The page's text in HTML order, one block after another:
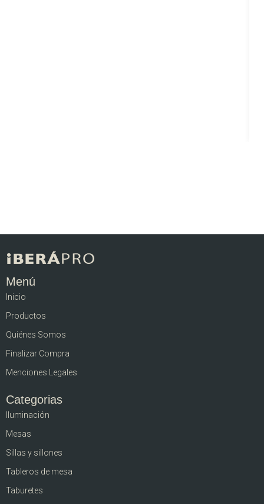
Menú
Inicio
Productos
Quiénes Somos
Finalizar Compra
Menciones Legales
Categorias
Iluminación
Mesas
Sillas y sillones
Tableros de mesa
Taburetes